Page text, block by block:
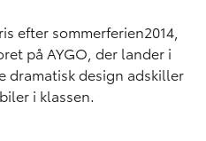
efter sommerferien2014,
på AYGO, der lander i
dramatisk design adskiller
i klassen.